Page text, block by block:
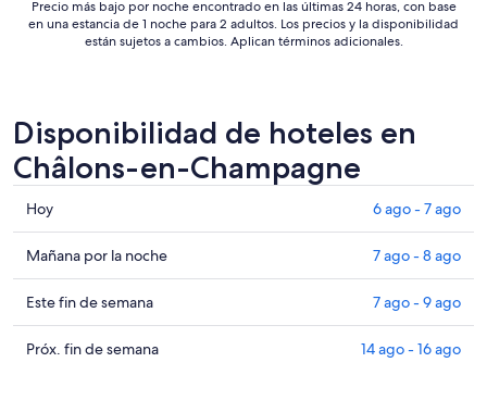
Precio más bajo por noche encontrado en las últimas 24 horas, con base
en una estancia de 1 noche para 2 adultos. Los precios y la disponibilidad
están sujetos a cambios. Aplican términos adicionales.
Disponibilidad de hoteles en
Châlons-en-Champagne
Consultar
precios
en
Châlons-
en-
Champagne
para
Hoy 6 ago - 7 ago
Consultar
precios
en
Châlons-
en-
Mañana por la noche 7 ago - 8 ago
Consultar
precios
en
Este fin de semana 7 ago - 9 ago
Consultar
Próx. fin de semana 14 ago - 16 ago